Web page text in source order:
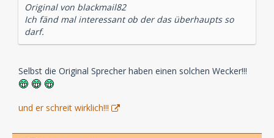
Original von blackmail82
Ich fänd mal interessant ob der das überhaupts so
darf.
Selbst die Original Sprecher haben einen solchen Wecker!!!
und er schreit wirklich!!!